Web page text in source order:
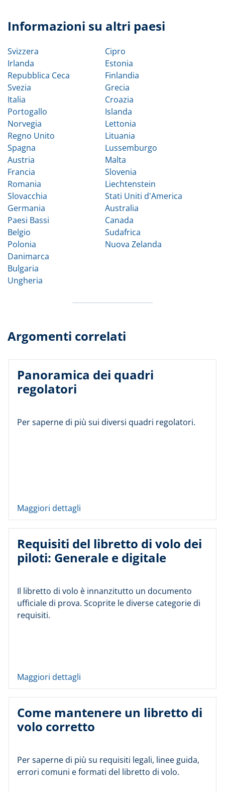
Informazioni su altri paesi
Svizzera
Irlanda
Repubblica Ceca
Svezia
Italia
Portogallo
Norvegia
Regno Unito
Spagna
Austria
Francia
Romania
Slovacchia
Germania
Paesi Bassi
Belgio
Polonia
Danimarca
Bulgaria
Ungheria
Cipro
Estonia
Finlandia
Grecia
Croazia
Islanda
Lettonia
Lituania
Lussemburgo
Malta
Slovenia
Liechtenstein
Stati Uniti d'America
Australia
Canada
Sudafrica
Nuova Zelanda
Argomenti correlati
Panoramica dei quadri
regolatori
Per saperne di più sui diversi quadri regolatori.
Maggiori dettagli
Requisiti del libretto di volo dei
piloti: Generale e digitale
Il libretto di volo è innanzitutto un documento
ufficiale di prova. Scoprite le diverse categorie di
requisiti.
Maggiori dettagli
Come mantenere un libretto di
volo corretto
Per saperne di più su requisiti legali, linee guida,
errori comuni e formati del libretto di volo.